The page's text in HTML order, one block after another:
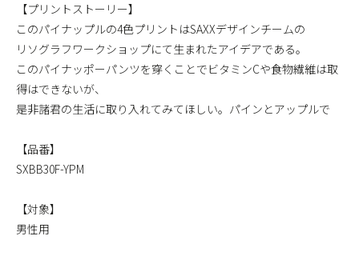
【プリントストーリー】
このパイナップルの4色プリントはSAXXデザインチームの
リソグラフワークショップにて生まれたアイデアである。
このパイナッポーパンツを穿くことでビタミンCや食物繊維は取
得はできないが、
是非諸君の生活に取り入れてみてほしい。パインとアップルで
【品番】
SXBB30F-YPM
【対象】
男性用